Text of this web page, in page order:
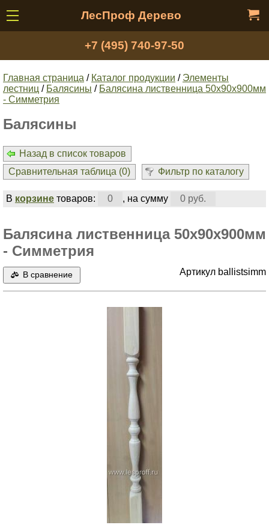
ЛесПроф Дерево
+7 (495) 740-97-50
Главная страница / Каталог продукции / Элементы
лестниц / Балясины / Балясина лиственница 50х90х900мм
- Симметрия
Балясины
Назад в список товаров
Сравнительная таблица (0) Фильтр по каталогу
В корзинетоваров: 0 , на сумму 0 руб.
Балясина лиственница 50х90х900мм
- Симметрия
В сравнение Артикул ballistsimm